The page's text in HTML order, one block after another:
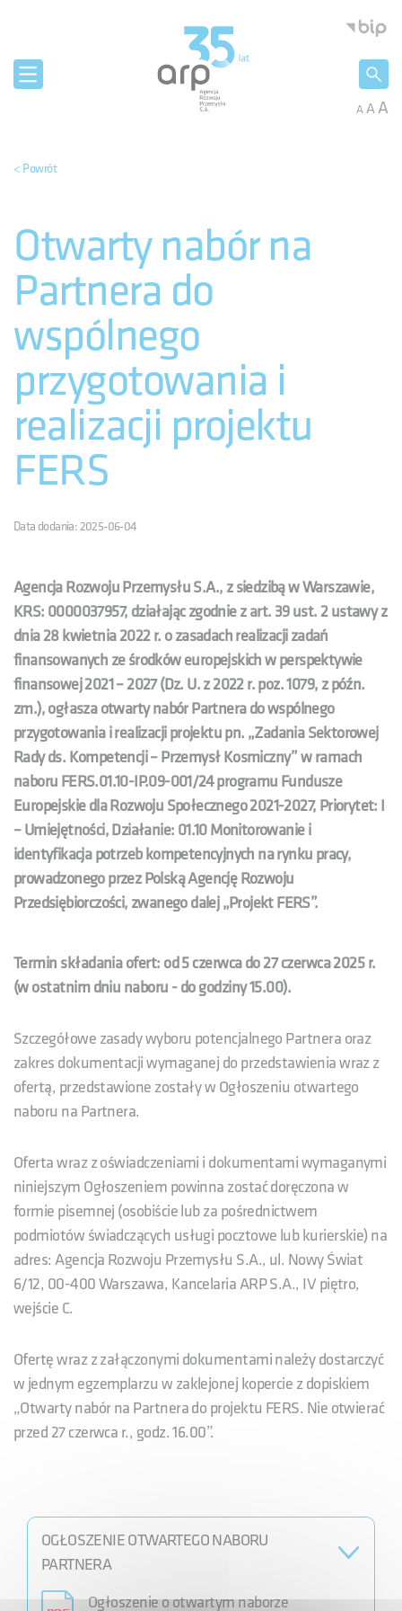
AAA
< Powrót
Otwarty nabór na
Partnera do
wspólnego
przygotowania i
realizacji projektu
FERS
Data dodania: 2025-06-04
Agencja Rozwoju Przemysłu S.A., z siedzibą w Warszawie,
KRS: 0000037957, działając zgodnie z art. 39 ust. 2 ustawy z
dnia 28 kwietnia 2022 r. o zasadach realizacji zadań
finansowanych ze środków europejskich w perspektywie
finansowej 2021 – 2027 (Dz. U. z 2022 r. poz. 1079, z późn.
zm.), ogłasza otwarty nabór Partnera do wspólnego
przygotowania i realizacji projektu pn. „Zadania Sektorowej
Rady ds. Kompetencji – Przemysł Kosmiczny” w ramach
naboru FERS.01.10-IP.09-001/24 programu Fundusze
Europejskie dla Rozwoju Społecznego 2021-2027, Priorytet: I
– Umiejętności, Działanie: 01.10 Monitorowanie i
identyfikacja potrzeb kompetencyjnych na rynku pracy,
prowadzonego przez Polską Agencję Rozwoju
Przedsiębiorczości, zwanego dalej „Projekt FERS”.
Termin składania ofert: od 5 czerwca do 27 czerwca 2025 r.
(w ostatnim dniu naboru - do godziny 15.00).
Szczegółowe zasady wyboru potencjalnego Partnera oraz
zakres dokumentacji wymaganej do przedstawienia wraz z
ofertą, przedstawione zostały w Ogłoszeniu otwartego
naboru na Partnera.
Oferta wraz z oświadczeniami i dokumentami wymaganymi
niniejszym Ogłoszeniem powinna zostać doręczona w
formie pisemnej (osobiście lub za pośrednictwem
podmiotów świadczących usługi pocztowe lub kurierskie) na
adres: Agencja Rozwoju Przemysłu S.A., ul. Nowy Świat
6/12, 00-400 Warszawa, Kancelaria ARP S.A., IV piętro,
wejście C.
Ofertę wraz z załączonymi dokumentami należy dostarczyć
w jednym egzemplarzu w zaklejonej kopercie z dopiskiem
„Otwarty nabór na Partnera do projektu FERS. Nie otwierać
przed 27 czerwca r., godz. 16.00”.
OGŁOSZENIE OTWARTEGO NABORU
PARTNERA
Ogłoszenie o otwartym naborze